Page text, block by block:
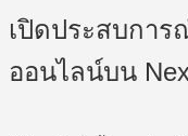
เปิดประสบกา
ออนไลน์บน